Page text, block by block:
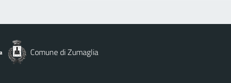
Comune di Zumaglia